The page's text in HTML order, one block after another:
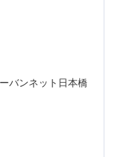
バンネット日本橋